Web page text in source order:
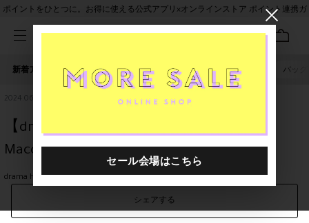
ポイントをひとつに。お得に使える公式アプリ×オンラインストア ポイント連携ガ
新着アイテム 人気ワード セール 40th限定 ピアス バッグ
2024.06.07
【drama横浜】ガラスジュエリーLuce
Macchia POP UP
drama H.P.FRANCE 横浜店LUCE MACCHIA
シェアする